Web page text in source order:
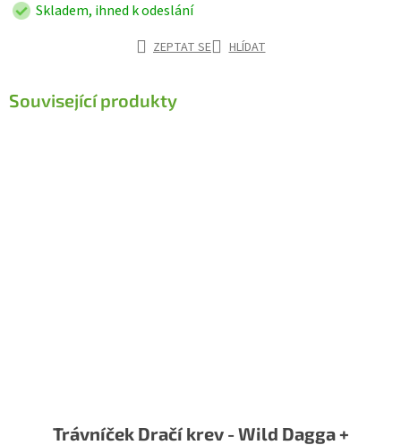
Skladem, ihned k odeslání
ZEPTAT SE HLÍDAT
Související produkty
Trávníček Dračí krev - Wild Dagga +